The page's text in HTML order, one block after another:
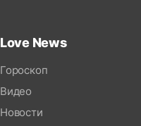
Love News
Гороскоп
Видео
Новости